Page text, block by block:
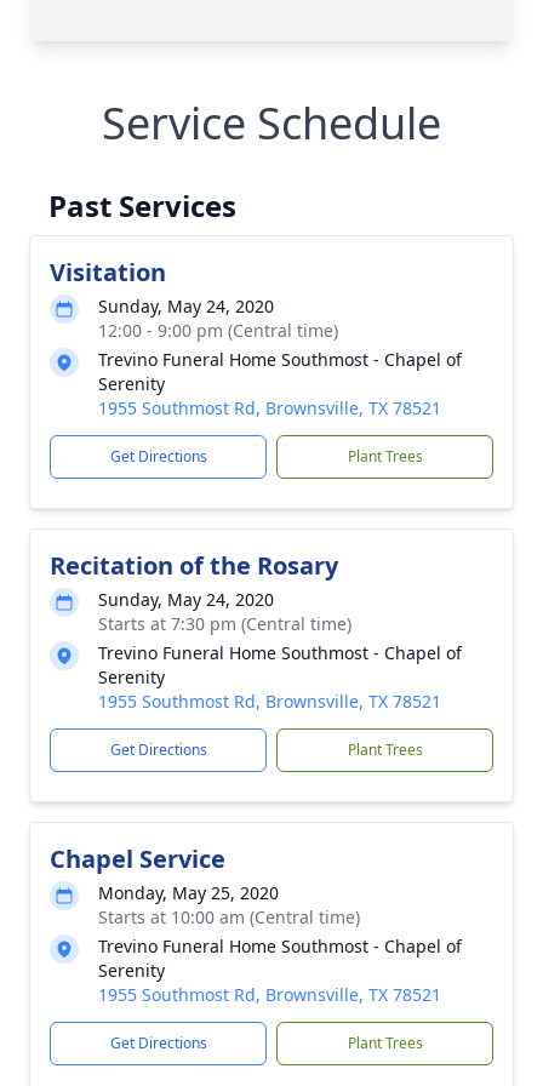
Service Schedule
Past Services
Visitation
Sunday, May 24, 2020
12:00 - 9:00 pm (Central time)
Trevino Funeral Home Southmost - Chapel of
Serenity
1955 Southmost Rd, Brownsville, TX 78521
Get Directions Plant Trees
Recitation of the Rosary
Sunday, May 24, 2020
Starts at 7:30 pm (Central time)
Trevino Funeral Home Southmost - Chapel of
Serenity
1955 Southmost Rd, Brownsville, TX 78521
Get Directions Plant Trees
Chapel Service
Monday, May 25, 2020
Starts at 10:00 am (Central time)
Trevino Funeral Home Southmost - Chapel of
Serenity
1955 Southmost Rd, Brownsville, TX 78521
Get Directions Plant Trees